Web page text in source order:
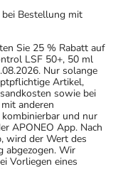
Bestellung mit
Sie 25 % Rabatt auf
LSF 50+, 50 ml
Nur solange
Artikel,
sowie bei
anderen
und nur
APONEO App. Nach
wird der Wert des
abgezogen. Wir
Vorliegen eines